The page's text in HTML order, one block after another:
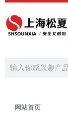
跳
内
网站首页